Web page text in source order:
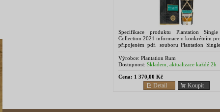
Specifikace produktu Plantation
Collection 2021 informace o konkrétním
připojeném pdf. souboru Plantation
Couture...
Výrobce: Plantation Rum
Dostupnost: Skladem, aktualizace každé 2h
Cena: 1 370,00 Kč
Koupit
Detail